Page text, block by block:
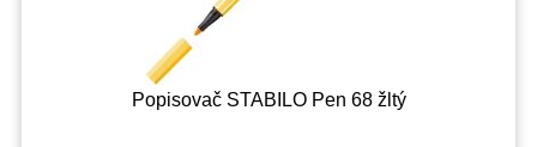
Popisovač STABILO Pen 68 žltý